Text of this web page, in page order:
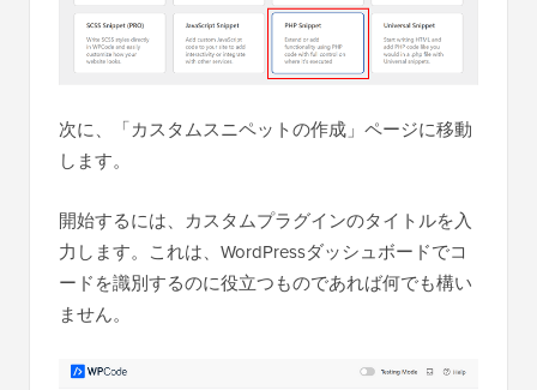
次に、「カスタムスニペットの作成」ページに移動
します。
開始するには、カスタムプラグインのタイトルを入
力します。これは、WordPressダッシュボードでコ
ードを識別するのに役立つものであれば何でも構い
ません。